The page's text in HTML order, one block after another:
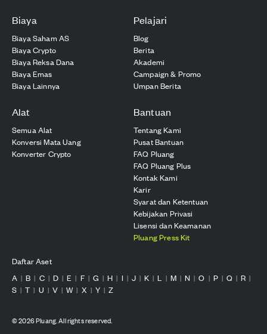
Biaya
Biaya Saham AS
Biaya Crypto
Biaya Reksa Dana
Biaya Emas
Biaya Lainnya
Pelajari
Blog
Berita
Akademi
Campaign & Promo
Umpan Berita
Alat
Semua Alat
Konversi Mata Uang
Konverter Crypto
Bantuan
Tentang Kami
Pusat Bantuan
FAQ Pluang
FAQ Pluang Plus
Kontak Kami
Karir
Syarat dan Ketentuan
Kebijakan Privasi
Lisensi dan Keamanan
Pluang Press Kit
Daftar Aset
A | B | C | D | E | F | G | H | I | J | K | L | M | N | O | P | Q | R |
S | T | U | V | W | X | Y | Z
©2026Pluang. All rights reserved.